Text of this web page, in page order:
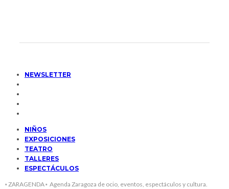
NEWSLETTER
NIÑOS
EXPOSICIONES
TEATRO
TALLERES
ESPECTÁCULOS
⋆ZARAGENDA⋆ Agenda Zaragoza de ocio, eventos, espectáculos y cultura.